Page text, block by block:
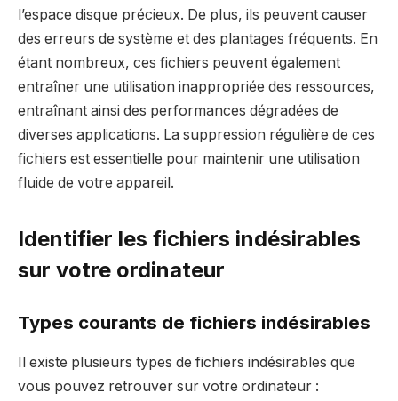
l’espace disque précieux. De plus, ils peuvent causer
des erreurs de système et des plantages fréquents. En
étant nombreux, ces fichiers peuvent également
entraîner une utilisation inappropriée des ressources,
entraînant ainsi des performances dégradées de
diverses applications. La suppression régulière de ces
fichiers est essentielle pour maintenir une utilisation
fluide de votre appareil.
Identifier les fichiers indésirables
sur votre ordinateur
Types courants de fichiers indésirables
Il existe plusieurs types de fichiers indésirables que
vous pouvez retrouver sur votre ordinateur :